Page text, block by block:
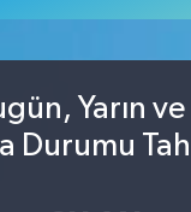
Yarın ve
Durumu